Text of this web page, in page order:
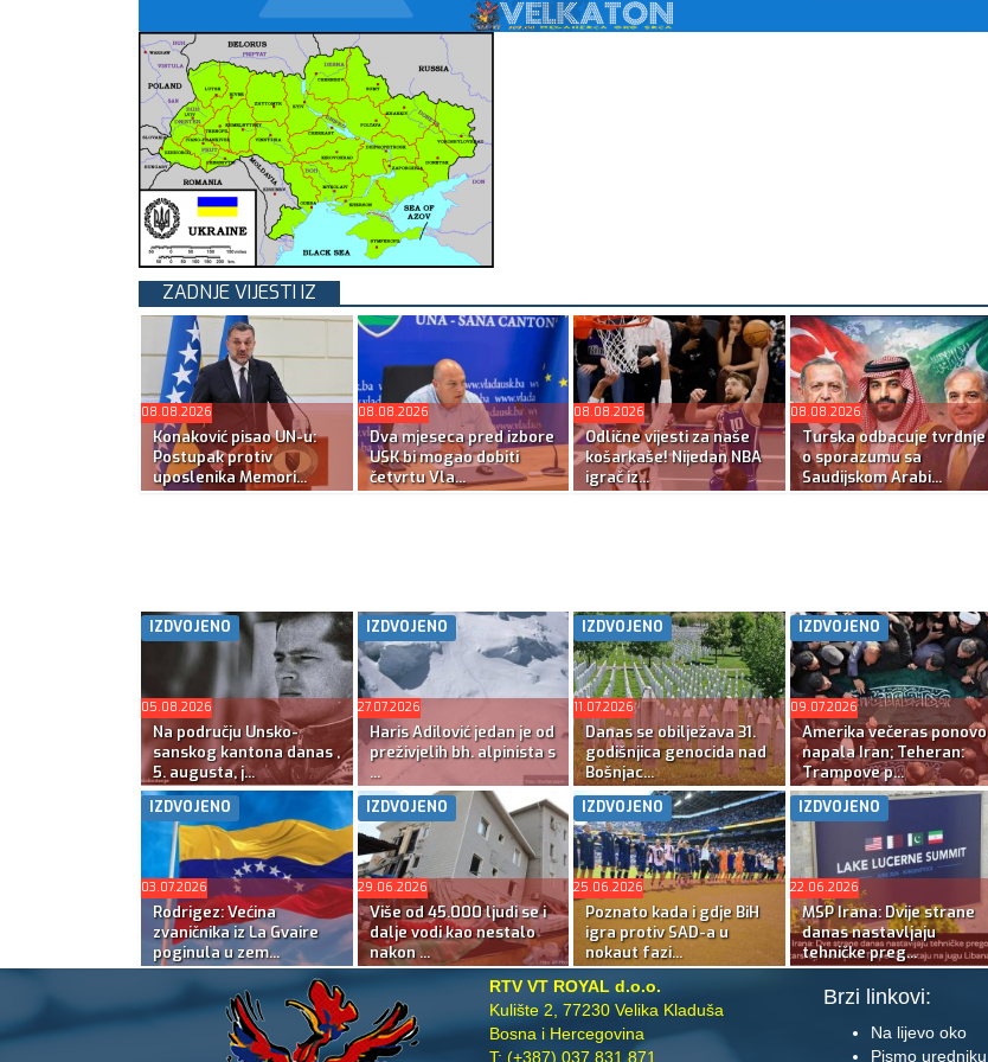
ZADNJE VIJESTI IZ
08.08.2026
Konaković pisao UN-u:
Postupak protiv
uposlenika Memori...
08.08.2026
Dva mjeseca pred izbore
USK bi mogao dobiti
četvrtu Vla...
08.08.2026
Odlične vijesti za naše
košarkaše! Nijedan NBA
igrač iz...
08.08.2026
Turska odbacuje tvrdnje
o sporazumu sa
Saudijskom Arabi...
IZDVOJENO
05.08.2026
Na području Unsko-
sanskog kantona danas ,
5. augusta, j...
IZDVOJENO
27.07.2026
Haris Adilović jedan je od
preživjelih bh. alpinista s
...
IZDVOJENO
11.07.2026
Danas se obilježava 31.
godišnjica genocida nad
Bošnjac...
IZDVOJENO
09.07.2026
Amerika večeras ponovo
napala Iran; Teheran:
Trampove p...
IZDVOJENO
03.07.2026
Rodrigez: Većina
zvaničnika iz La Gvaire
poginula u zem...
IZDVOJENO
29.06.2026
Više od 45.000 ljudi se i
dalje vodi kao nestalo
nakon ...
IZDVOJENO
25.06.2026
Poznato kada i gdje BiH
igra protiv SAD-a u
nokaut fazi...
IZDVOJENO
22.06.2026
MSP Irana: Dvije strane
danas nastavljaju
tehničke preg...
RTV VT ROYAL d.o.o.
Kulište 2, 77230 Velika Kladuša
Bosna i Hercegovina
T: (+387) 037 831 871
Brzi linkovi:
Na lijevo oko
Pismo uredniku